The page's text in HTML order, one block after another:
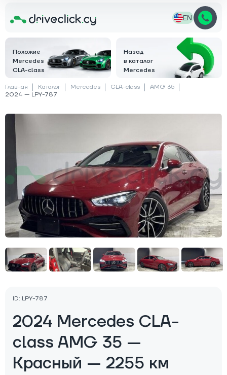
EN
Похожие
Mercedes
CLA-class
Назад
в каталог
Mercedes
Главная Каталог Mercedes CLA-class
AMG 35
2024 — LPY-787
ID: LPY-787
2024 Mercedes CLA-
class AMG 35 —
Красный — 2255 км